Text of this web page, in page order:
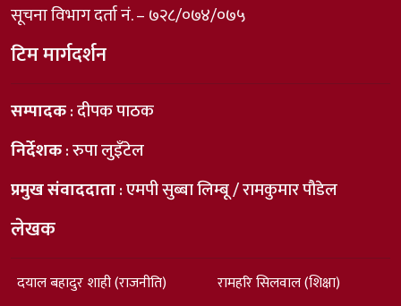
सूचना विभाग दर्ता नं. – ७२८/०७४/०७५
टिम मार्गदर्शन
सम्पादक: दीपक पाठक
निर्देशक: रुपा लुइँटेल
प्रमुख संवाददाता: एमपी सुब्बा लिम्बू / रामकुमार पौडेल
लेखक
दयाल बहादुर शाही (राजनीति)
रामहरि सिलवाल (शिक्षा)